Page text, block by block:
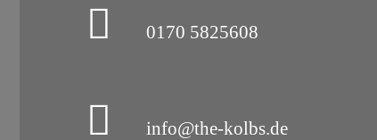
0170 5825608
info@the-kolbs.de